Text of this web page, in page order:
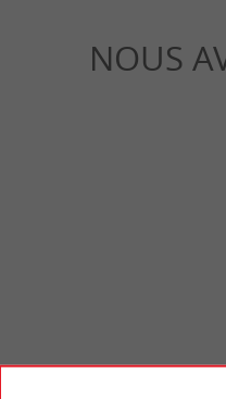
NOUS
nature